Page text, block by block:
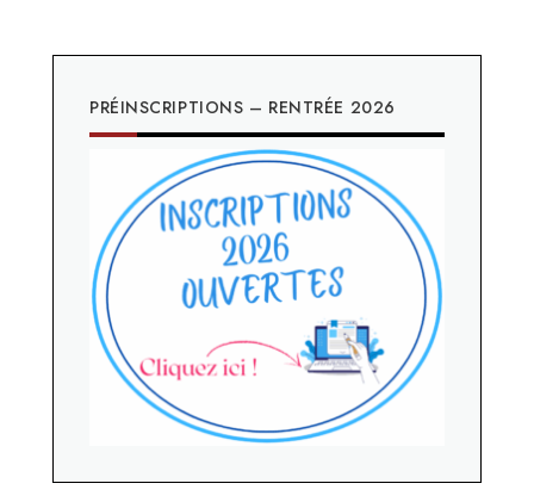
PRÉINSCRIPTIONS – RENTRÉE 2026